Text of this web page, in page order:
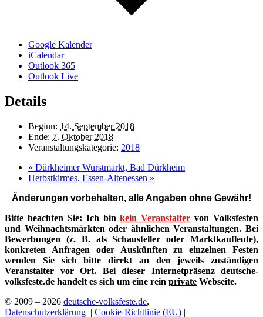
Google Kalender
iCalendar
Outlook 365
Outlook Live
Details
Beginn: 14. September 2018
Ende: 7. Oktober 2018
Veranstaltungskategorie: 2018
« Dürkheimer Wurstmarkt, Bad Dürkheim
Herbstkirmes, Essen-Altenessen »
Änderungen vorbehalten, alle Angaben ohne Gewähr!
Bitte beachten Sie: Ich binkein Veranstalter von Volksfesten
und Weihnachtsmärkten oder ähnlichen Veranstaltungen. Bei
Bewerbungen (z. B. als Schausteller oder Marktkaufleute),
konkreten Anfragen oder Auskünften zu einzelnen Festen
wenden Sie sich bitte direkt an den jeweils zuständigen
Veranstalter vor Ort. Bei dieser Internetpräsenz deutsche-
volksfeste.de handelt es sich um eine rein private Webseite.
© 2009 – 2026 deutsche-volksfeste.de,
Datenschutzerklärung | Cookie-Richtlinie (EU) |